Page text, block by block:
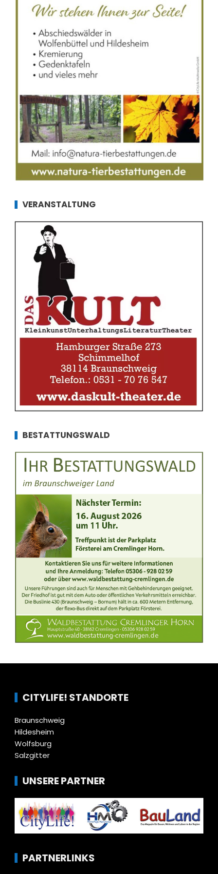
VERANSTALTUNG
BESTATTUNGSWALD
CITYLIFE! STANDORTE
Braunschweig
Hildesheim
Wolfsburg
Salzgitter
UNSERE PARTNER
PARTNERLINKS